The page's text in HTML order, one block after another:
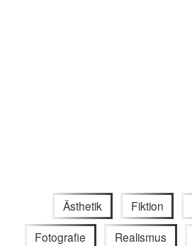
Ästhetik Fiktion
Fotografie Realismus